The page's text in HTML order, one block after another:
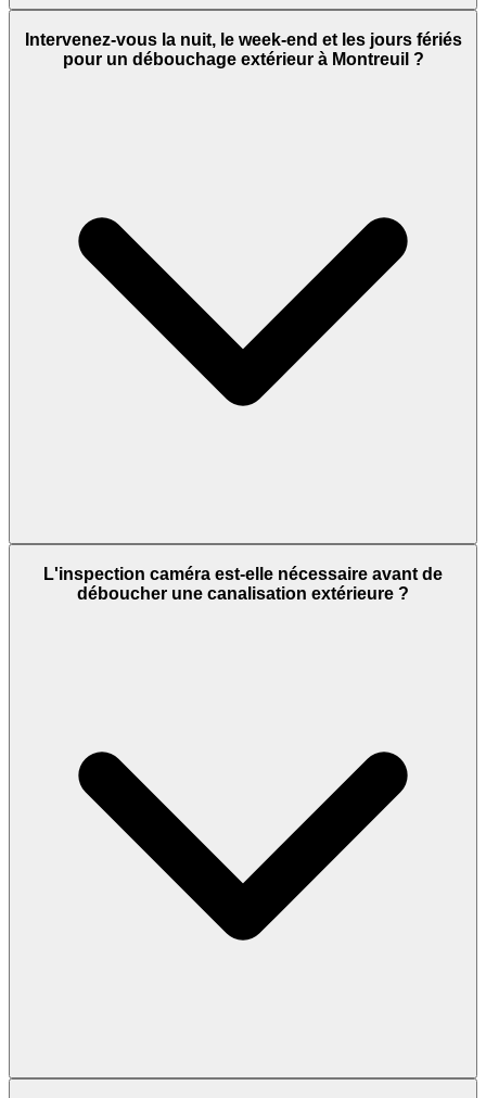
Intervenez-vous la nuit, le week-end et les jours fériés
pour un débouchage extérieur à Montreuil ?
L'inspection caméra est-elle nécessaire avant de
déboucher une canalisation extérieure ?